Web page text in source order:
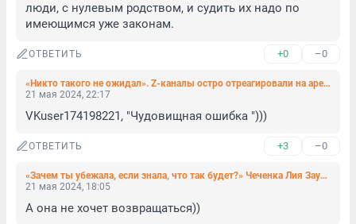
люди, с нулевым родством, и судить их надо по
имеющимся уже законам.
ОТВЕТИТЬ +0 –0
«Никто такого не ожидал». Z-каналы остро отреагировали на арест генерала Попова, отстраненного от командования после доклада с критикой
21 мая 2024, 22:17
VKuser174198221, "Чудовищная ошибка ")))
ОТВЕТИТЬ +3 –0
«Зачем ты убежала, если знала, что так будет?» Чеченка Лия Заурбекова раскрыла подробности конфликта у отделения полиции
21 мая 2024, 18:05
А она не хочет возвращаться))